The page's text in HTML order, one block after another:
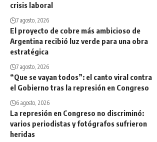
crisis laboral
7 agosto, 2026
El proyecto de cobre más ambicioso de
Argentina recibió luz verde para una obra
estratégica
7 agosto, 2026
“Que se vayan todos”: el canto viral contra
el Gobierno tras la represión en Congreso
6 agosto, 2026
La represión en Congreso no discriminó:
varios periodistas y fotógrafos sufrieron
heridas